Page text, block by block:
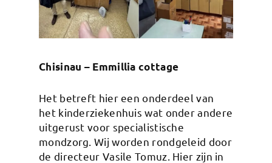
Chisinau – Emmillia cottage
Het betreft hier een onderdeel van
het kinderziekenhuis wat onder andere
uitgerust voor specialistische
mondzorg. Wij worden rondgeleid door
de directeur Vasile Tomuz. Hier zijn in